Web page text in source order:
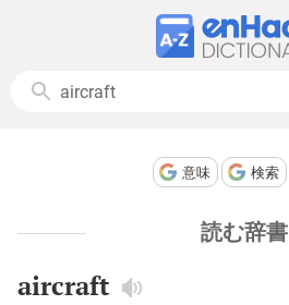
意味 検索
読む辞書
aircraft